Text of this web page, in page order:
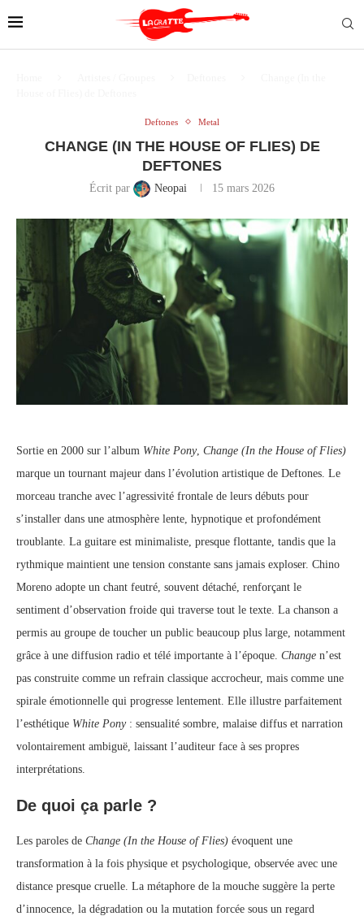
Deftones Metal
CHANGE (IN THE HOUSE OF FLIES) DE
DEFTONES
Écrit par Neopai 15 mars 2026
Sortie en 2000 sur l’album White Pony, Change (In the House of Flies)
marque un tournant majeur dans l’évolution artistique de Deftones. Le
morceau tranche avec l’agressivité frontale de leurs débuts pour
s’installer dans une atmosphère lente, hypnotique et profondément
troublante. La guitare est minimaliste, presque flottante, tandis que la
rythmique maintient une tension constante sans jamais exploser. Chino
Moreno adopte un chant feutré, souvent détaché, renforçant le
sentiment d’observation froide qui traverse tout le texte. La chanson a
permis au groupe de toucher un public beaucoup plus large, notamment
grâce à une diffusion radio et télé importante à l’époque. Change n’est
pas construite comme un refrain classique accrocheur, mais comme une
spirale émotionnelle qui progresse lentement. Elle illustre parfaitement
l’esthétique White Pony: sensualité sombre, malaise diffus et narration
volontairement ambiguë, laissant l’auditeur face à ses propres
interprétations.
De quoi ça parle ?
Les paroles de Change (In the House of Flies) évoquent une
transformation à la fois physique et psychologique, observée avec une
distance presque cruelle. La métaphore de la mouche suggère la perte
d’innocence, la dégradation ou la mutation forcée sous un regard